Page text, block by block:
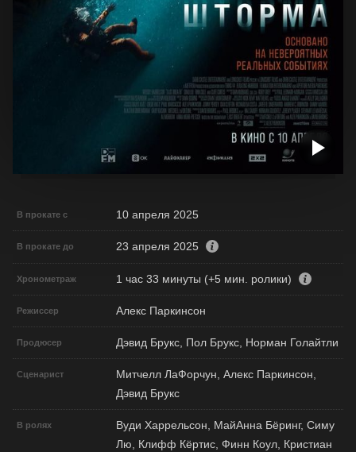
В прокате с 10 апреля 2025
В прокате до 23 апреля 2025
Хронометраж 1 час 33 минуты (+5 мин. ролики)
Режиссер Алекс Паркинсон
Продюсер Дэвид Брукс, Пол Брукс, Норман Голайтли
Сценарист
Митчелл ЛаФорчун, Алекс Паркинсон,
Дэвид Брукс
В ролях
Вуди Харрельсон, МайАнна Бёринг, Симу
Лю, Клифф Кёртис, Финн Коул, Кристиан